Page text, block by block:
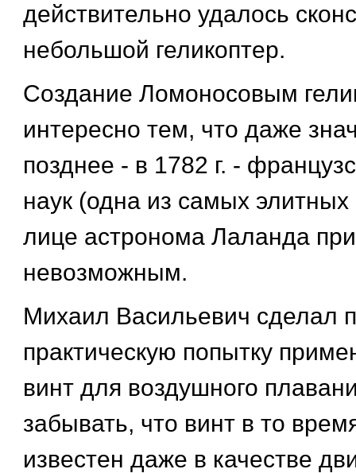
действительно удалось
небольшой геликоптер.
Создание Ломоносовым
интересно тем, что даже
позднее - в 1782 г. -
наук (одна из самых
лице астронома Лаланда
невозможным.
Михаил Васильевич сделал
практическую попытку
винт для воздушного
забывать, что винт в то
известен даже в качестве